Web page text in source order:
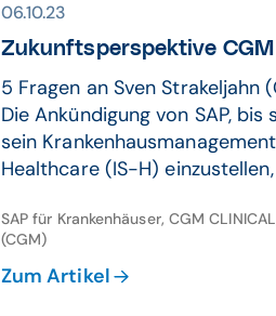
06.10.23
Zukunftsperspektive CGM
5 Fragen an Sven Strakeljahn
Die Ankündigung von SAP,
sein
Healthcare (IS-H)
SAP für Krankenhäuser, CGM
(CGM)
Zum Artikel